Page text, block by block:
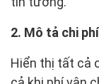
2. Mô tả chi phí
Hiển thị tất cả